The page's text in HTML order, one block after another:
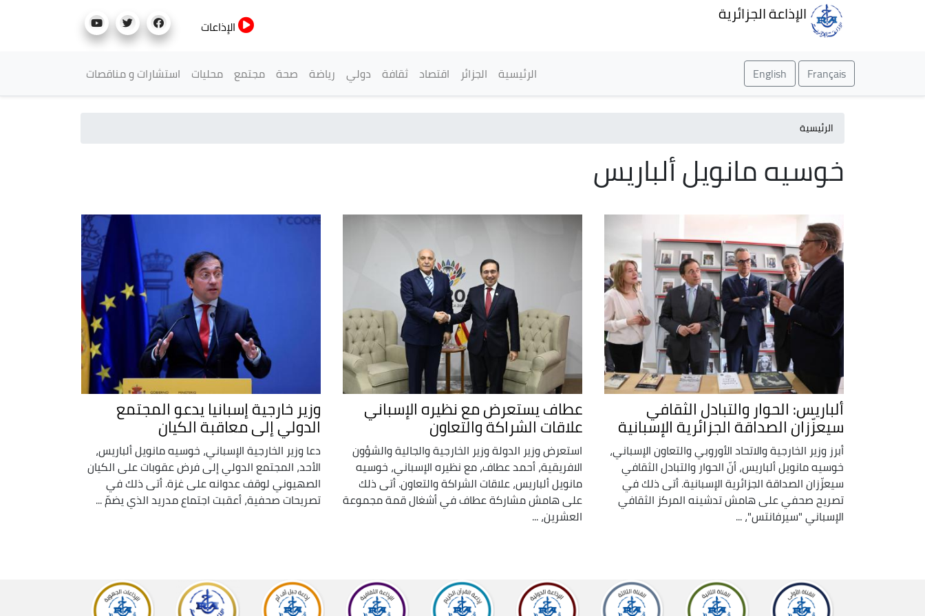
الإذاعة الجزائرية
الإذاعات
Français
English القائمة الرئيسية
الرئيسية الجزائر اقتصاد ثقافة دولي رياضة صحة مجتمع محليات استشارات و مناقصات
الرئيسية
خوسيه مانويل ألباريس
ألباريس: الحوار والتبادل الثقافي
سيعزّزان الصداقة الجزائرية الإسبانية
أبرز وزير الخارجية والاتحاد الأوروبي والتعاون الإسباني،
خوسيه مانويل ألباريس، أنّ الحوار والتبادل الثقافي
سيعزّزان الصداقة الجزائرية الإسبانية. أتى ذلك في
تصريح صحفي على هامش تدشينه المركز الثقافي
الإسباني "سيرفانتس"، ...
عطاف يستعرض مع نظيره الإسباني
علاقات الشراكة والتعاون
استعرض وزير الدولة وزير الخارجية والجالية والشؤون
الافريقية، أحمد عطاف، مع نظيره الإسباني، خوسيه
مانويل ألباريس، علاقات الشراكة والتعاون. أتى ذلك
على هامش مشاركة عطاف في أشغال قمة مجموعة
العشرين، ...
وزير خارجية إسبانيا يدعو المجتمع
الدولي إلى معاقبة الكيان
دعا وزير الخارجية الإسباني، خوسيه مانويل ألباريس،
الأحد، المجتمع الدولي إلى فرض عقوبات على الكيان
الصهيوني لوقف عدوانه على غزة. أتى ذلك في
تصريحات صحفية، أعقبت اجتماع مدريد الذي يضمّ ...